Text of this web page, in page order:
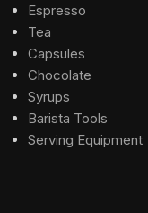
Espresso
Tea
Capsules
Chocolate
Syrups
Barista Tools
Serving Equipment